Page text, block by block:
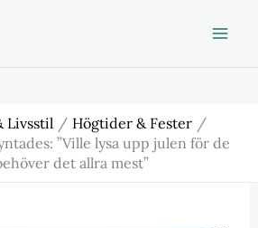
Livsstil
Högtider & Fester
”Ville lysa upp julen för de
det allra mest”